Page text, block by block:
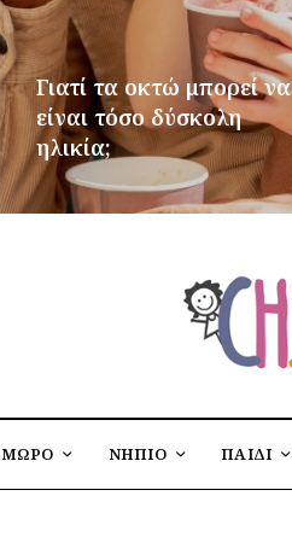
Γιατί τα οκτώ μπορεί να
είναι τόσο δύσκολη
ηλικία;
ΠΕΡΙΣΣΌΤΕΡΑ
ΜΩΡΟ ΝΗΠΙΟ ΠΑΙΔΙ